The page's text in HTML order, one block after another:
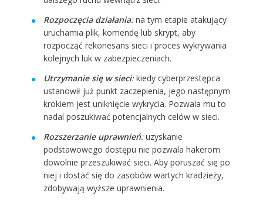
Rozpoczęcia działania:na tym etapie atakujący
uruchamia plik, komendę lub skrypt, aby
rozpocząć rekonesans sieci i proces wykrywania
kolejnych luk w zabezpieczeniach.
Utrzymanie się w sieci:kiedy cyberprzestępca
ustanowił już punkt zaczepienia, jego następnym
krokiem jest uniknięcie wykrycia. Pozwala mu to
nadal poszukiwać potencjalnych celów w sieci.
Rozszerzanie uprawnień:uzyskanie
podstawowego dostępu nie pozwala hakerom
dowolnie przeszukiwać sieci. Aby poruszać się po
niej i dostać się do zasobów wartych kradzieży,
zdobywają wyższe uprawnienia.